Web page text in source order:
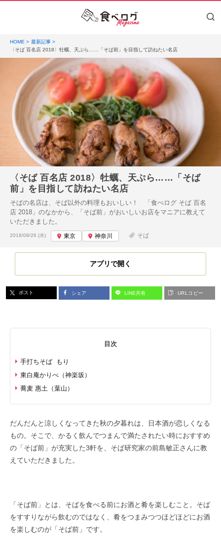
HOME
最新記事
〈そば 百名店 2018〉牡蠣、天ぷら……「そば前」を目指して訪ねたい名店
〈そば 百名店 2018〉牡蠣、天ぷら……「そば
前」を目指して訪ねたい名店
そばの名店は、そば以外の料理もおいしい！ 「食べログ そば 百名
店 2018」のなかから、「そば前」がおいしいお店をマニアに教えて
いただきました。
投稿日:
2018/09/26 (水) 東京 神奈川 そば
アプリで開く
ポスト シェア LINE共有 URLコピー
目次
手打ちそば もり
東白庵かりべ（神楽坂）
蕎麦 惠土（葉山）
だんだんと涼しくなってきた秋の夕暮れは、日本酒が恋しくなる
もの。そこで、かるく飲んでつまんで満たされたい時におすすめ
の「そば前」が充実した3軒を、そば研究家の前島敏正さんに教
えていただきました。
「そば前」とは、そばを食べる前にお酒と肴を楽しむこと。そば
をすすりながら飲むのではなく、肴をつまみつつほどほどにお酒
を楽しむのが「そば前」です。